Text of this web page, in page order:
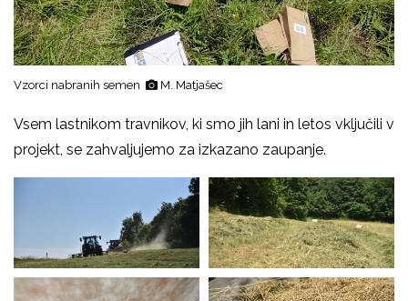
Vzorci nabranih semen M. Matjašec
Vsem lastnikom travnikov, ki smo jih lani in letos vključili v
projekt, se zahvaljujemo za izkazano zaupanje.